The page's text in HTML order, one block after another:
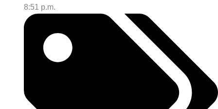
8:51 p.m.